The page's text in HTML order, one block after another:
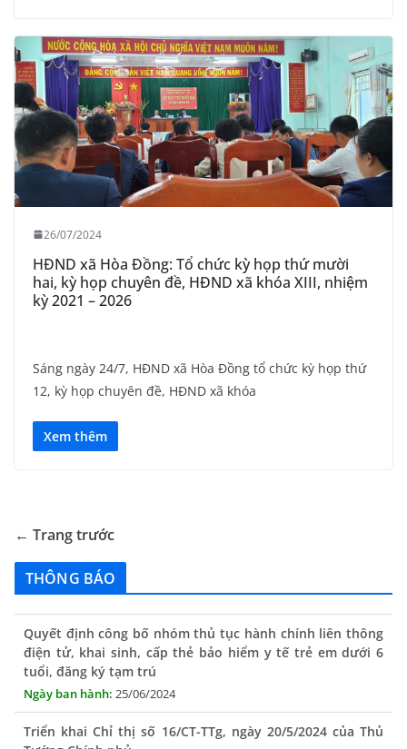
26/07/2024
HĐND xã Hòa Đồng: Tổ chức kỳ họp thứ mười
hai, kỳ họp chuyên đề, HĐND xã khóa XIII, nhiệm
kỳ 2021 – 2026
Sáng ngày 24/7, HĐND xã Hòa Đồng tổ chức kỳ họp thứ
12, kỳ họp chuyên đề, HĐND xã khóa
Xem thêm
← Trang trước
THÔNG BÁO
điện tử, khai sinh, cấp thẻ bảo hiểm y tế trẻ em dưới 6
tuổi, đăng ký tạm trú
25/06/2024
Triển khai Chỉ thị số 16/CT-TTg, ngày 20/5/2024 của Thủ
Tướng Chính phủ